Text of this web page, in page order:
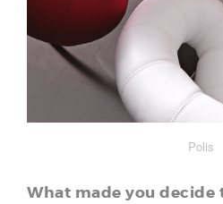
Polis
What made you decide